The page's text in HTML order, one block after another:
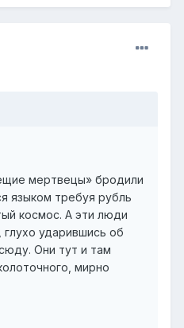
мертвецы» бродили
языком требуя рубль
космос. А эти люди
ударившись об
Они тут и там
мирно